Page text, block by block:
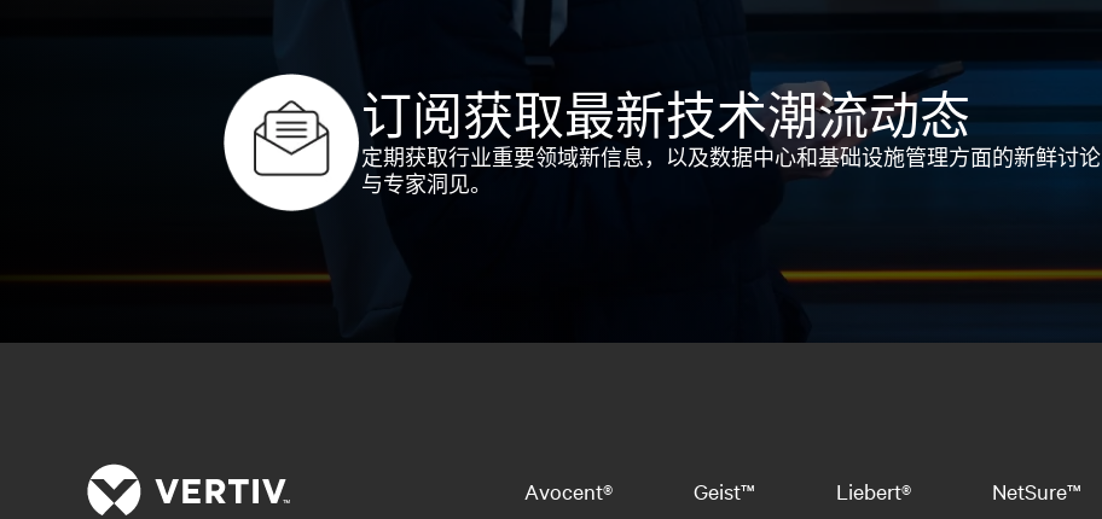
订阅获取最新技术潮流动态
定期获取行业重要领域新信息，以及数据中心和基础设施管理方面的新鲜讨论
与专家洞见。
Avocent® Geist™ Liebert® NetSure™